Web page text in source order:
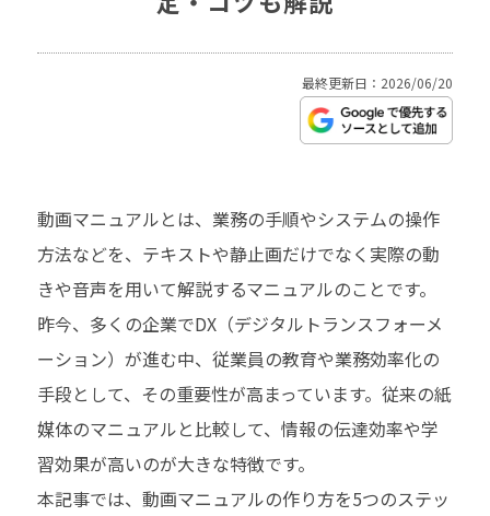
最終更新日：2026/06/20
動画マニュアルとは、業務の手順やシステムの操作
方法などを、テキストや静止画だけでなく実際の動
きや音声を用いて解説するマニュアルのことです。
昨今、多くの企業でDX（デジタルトランスフォーメ
ーション）が進む中、従業員の教育や業務効率化の
手段として、その重要性が高まっています。従来の紙
媒体のマニュアルと比較して、情報の伝達効率や学
習効果が高いのが大きな特徴です。
本記事では、動画マニュアルの作り方を5つのステッ